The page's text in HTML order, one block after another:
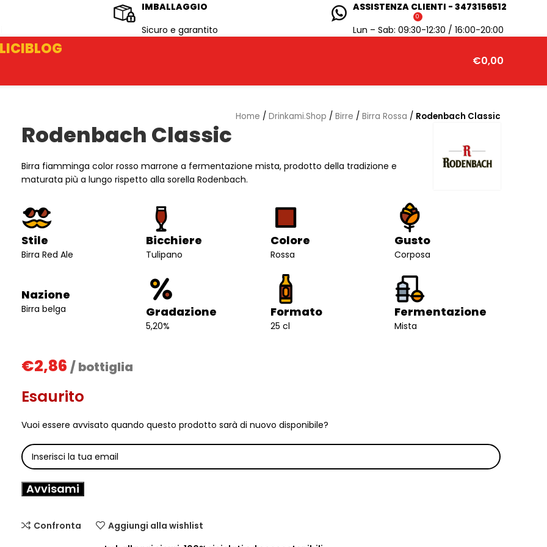
IMBALLAGGIO
Sicuro e garantito
ASSISTENZA CLIENTI - 3473156512
Lun – Sab: 09:30-12:30 / 16:00-20:00
BLOG
0
€0,00
Home / Drinkami.Shop / Birre / Birra Rossa / Rodenbach Classic
Rodenbach Classic
Birra fiamminga color rosso marrone a fermentazione mista, prodotto della tradizione e
maturata più a lungo rispetto alla sorella Rodenbach.
Stile
Birra Red Ale
Bicchiere
Tulipano
Colore
Rossa
Gusto
Corposa
Nazione
Birra belga Gradazione
5,20%
Formato
25 cl
Fermentazione
Mista
€2,86 / bottiglia
Esaurito
Vuoi essere avvisato quando questo prodotto sarà di nuovo disponibile?
Avvisami
Confronta
Aggiungi alla wishlist